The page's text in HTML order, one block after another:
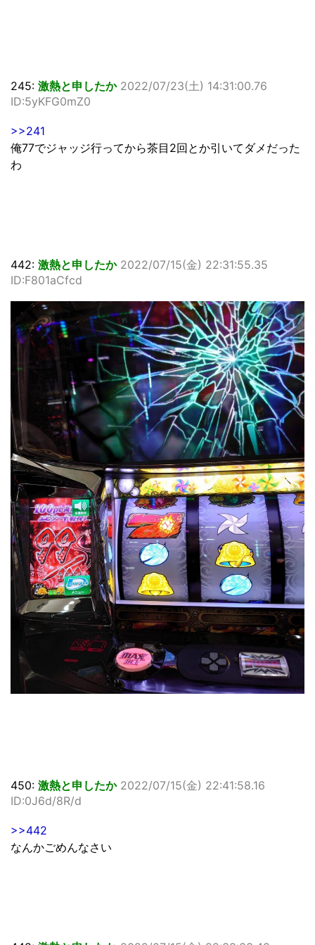
245: 激熱と申したか 2022/07/23(土) 14:31:00.76
ID:5yKFG0mZ0
>>241
俺77でジャッジ行ってから茶目2回とか引いてダメだった
わ
442: 激熱と申したか 2022/07/15(金) 22:31:55.35
ID:F801aCfcd
450: 激熱と申したか 2022/07/15(金) 22:41:58.16
ID:0J6d/8R/d
>>442
なんかごめんなさい